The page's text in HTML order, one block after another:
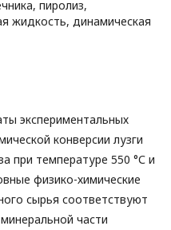
пиролиз,
жидкость, динамическая
экспериментальных
конверсии лузги
при температуре 550 °С и
физико-химические
сырья соответствуют
части